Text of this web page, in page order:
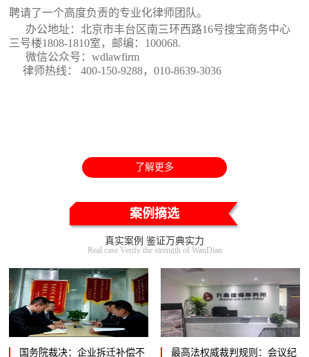
聘请了一个高度负责的专业化律师团队。
办公地址：北京市丰台区南三环西路16号搜宝商务中心
三号楼1808-1810室 ，邮编：100068.
微信公众号：wdlawfirm
律师热线： 400-150-9288，010-8639-3036
了解更多
案例摘选
真实案例 鉴证万典实力
Real case Verify the strength of WanDian
国务院裁决：企业拆迁补偿不
最高法权威裁判规则：会议纪